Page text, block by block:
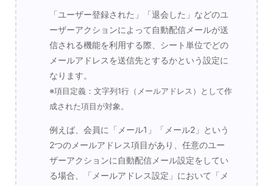
「ユーザー登録された」「退会した」などのユ
ーザーアクションによって自動配信メールが送
信される機能を利用する際、シート単位でどの
メールアドレスを送信先とするかという設定に
なります。
※項目定義：文字列1行（メールアドレス）として作
成された項目が対象。
例えば、会員に「メール1」「メール2」という
2つのメールアドレス項目があり、任意のユー
ザーアクションに自動配信メール設定をしてい
る場合、「メールアドレス設定」において「メ